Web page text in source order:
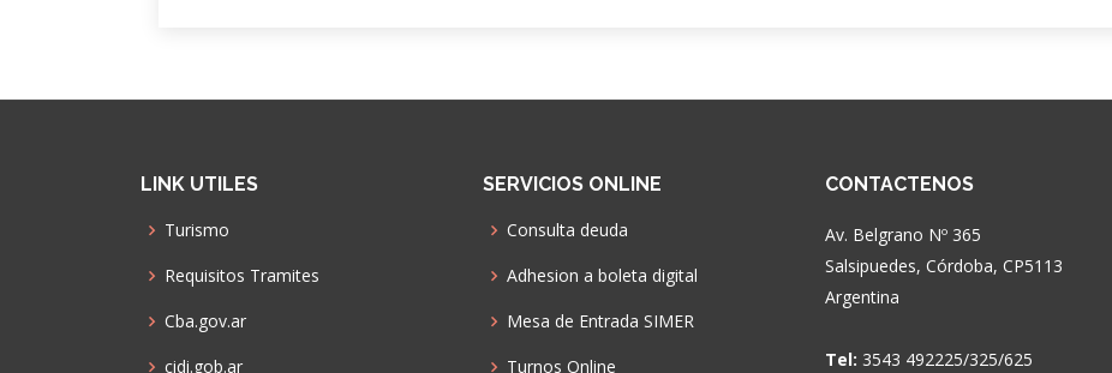
LINK UTILES
Turismo
Requisitos Tramites
Cba.gov.ar
cidi.gob.ar
SERVICIOS ONLINE
Consulta deuda
Adhesion a boleta digital
Mesa de Entrada SIMER
Turnos Online
CONTACTENOS
Av. Belgrano Nº 365
Salsipuedes, Córdoba, CP5113
Argentina
Tel: 3543 492225/325/625